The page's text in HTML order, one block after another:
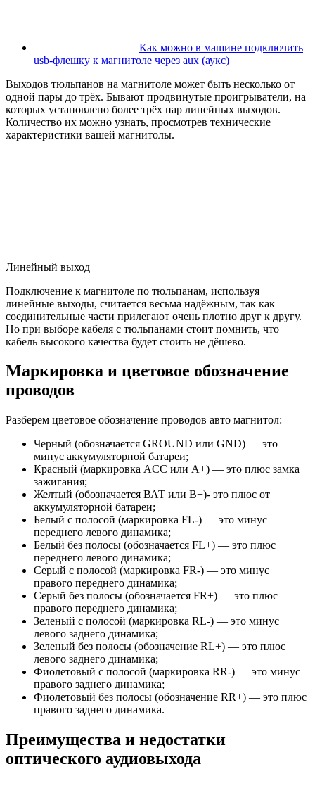
Как можно в машине подключить
usb-флешку к магнитоле через aux (аукс)
Выходов тюльпанов на магнитоле может быть несколько от
одной пары до трёх. Бывают продвинутые проигрыватели, на
которых установлено более трёх пар линейных выходов.
Количество их можно узнать, просмотрев технические
характеристики вашей магнитолы.
Линейный выход
Подключение к магнитоле по тюльпанам, используя
линейные выходы, считается весьма надёжным, так как
соединительные части прилегают очень плотно друг к другу.
Но при выборе кабеля с тюльпанами стоит помнить, что
кабель высокого качества будет стоить не дёшево.
Маркировка и цветовое обозначение
проводов
Разберем цветовое обозначение проводов авто магнитол:
Черный (обозначается GROUND или GND) — это
минус аккумуляторной батареи;
Красный (маркировка АCC или А+) — это плюс замка
зажигания;
Желтый (обозначается ВАТ или В+)- это плюс от
аккумуляторной батареи;
Белый с полосой (маркировка FL-) — это минус
переднего левого динамика;
Белый без полосы (обозначается FL+) — это плюс
переднего левого динамика;
Серый с полосой (маркировка FR-) — это минус
правого переднего динамика;
Серый без полосы (обозначается FR+) — это плюс
правого переднего динамика;
Зеленый с полосой (маркировка RL-) — это минус
левого заднего динамика;
Зеленый без полосы (обозначение RL+) — это плюс
левого заднего динамика;
Фиолетовый с полосой (маркировка RR-) — это минус
правого заднего динамика;
Фиолетовый без полосы (обозначение RR+) — это плюс
правого заднего динамика.
Преимущества и недостатки
оптического аудиовыхода